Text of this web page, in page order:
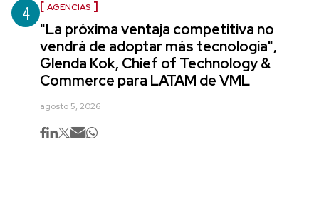
4 AGENCIAS
"La próxima ventaja competitiva no
vendrá de adoptar más tecnología",
Glenda Kok, Chief of Technology &
Commerce para LATAM de VML
agosto 5, 2026